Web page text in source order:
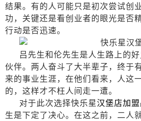
结果。有的人可能只是初次尝试创
功，关键还是看创业者的眼光是否
行动是否迅速。
吕先生和伦先生是人生路上的
伙伴。两人奋斗了大半辈子，终于
来的事业生涯，在他们看来，人这
的，这样才不枉人间走一遭。
对于此次选择快乐星汉堡店加
生是下定了决心。在这之前，二人